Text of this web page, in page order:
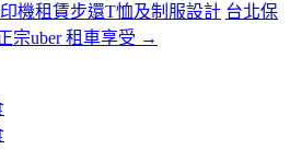
機租賃步還T恤及制服設計 台北保
宗uber 租車享受 →